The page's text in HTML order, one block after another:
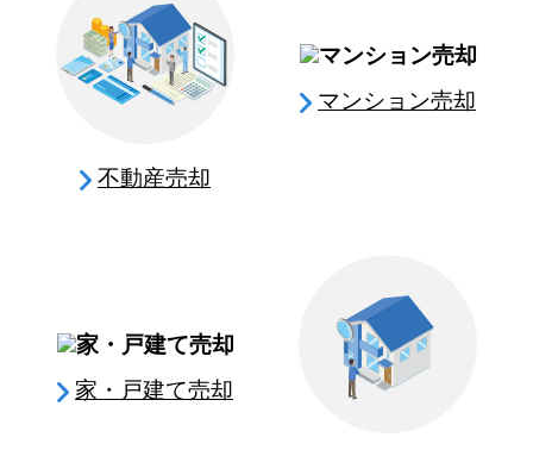
不動産売却
マンション売却
家・戸建て売却